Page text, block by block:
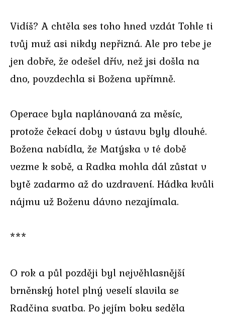
Vidíš? A chtěla ses toho hned vzdát Tohle ti
tvůj muž asi nikdy nepřizná. Ale pro tebe je
jen dobře, že odešel dřív, než jsi došla na
dno, povzdechla si Božena upřímně.
Operace byla naplánovaná za měsíc,
protože čekací doby v ústavu byly dlouhé.
Božena nabídla, že Matýska v té době
vezme k sobě, a Radka mohla dál zůstat v
bytě zadarmo až do uzdravení. Hádka kvůli
nájmu už Boženu dávno nezajímala.
***
O rok a půl později byl nejvěhlasnější
brněnský hotel plný veselí slavila se
Radčina svatba. Po jejím boku seděla